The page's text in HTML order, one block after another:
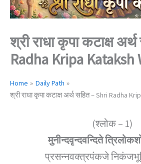
श्री राधा कृपा कटाक्ष
Radha Kripa Kataksh
Meaning
Home
Daily Path
श्री राधा कृपा कटाक्ष अर्थ सहित – Shri Radha
(श्लोक – 1)
मुनीन्दवृन्दवन्दिते
प्रसन्नवक्त्रपंकजे